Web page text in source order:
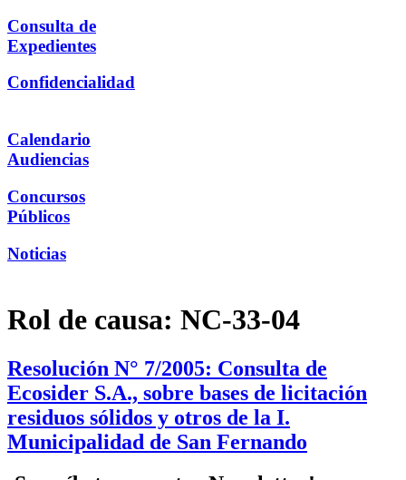
Consulta de
Expedientes
Confidencialidad
Calendario
Audiencias
Concursos
Públicos
Noticias
Rol de causa: NC-33-04
Resolución N° 7/2005: Consulta de
Ecosider S.A., sobre bases de licitación
residuos sólidos y otros de la I.
Municipalidad de San Fernando